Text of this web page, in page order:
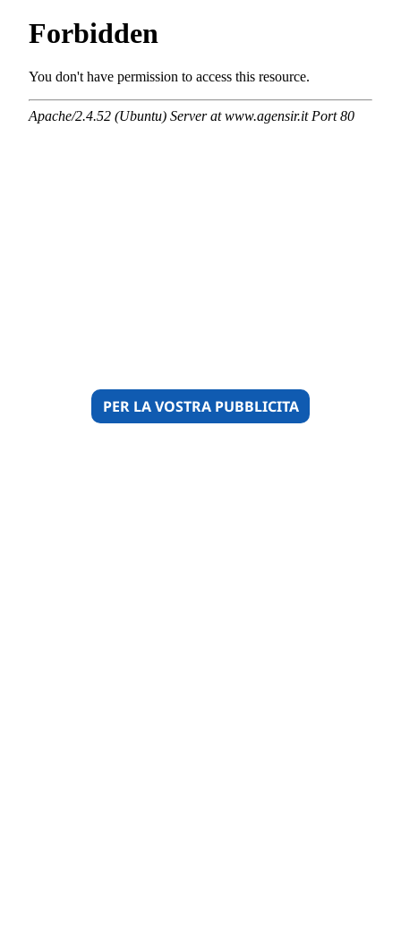
PER LA VOSTRA PUBBLICITA